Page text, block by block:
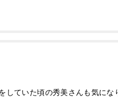
していた頃の秀美さんも気に